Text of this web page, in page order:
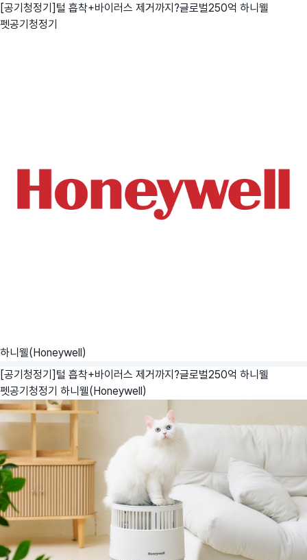
[공기청정기]털 흡착+바이러스 제거까지?글로벌250억 하니웰
펫공기청정기
하니웰(Honeywell)
[공기청정기]털 흡착+바이러스 제거까지?글로벌250억 하니웰
펫공기청정기 하니웰(Honeywell)